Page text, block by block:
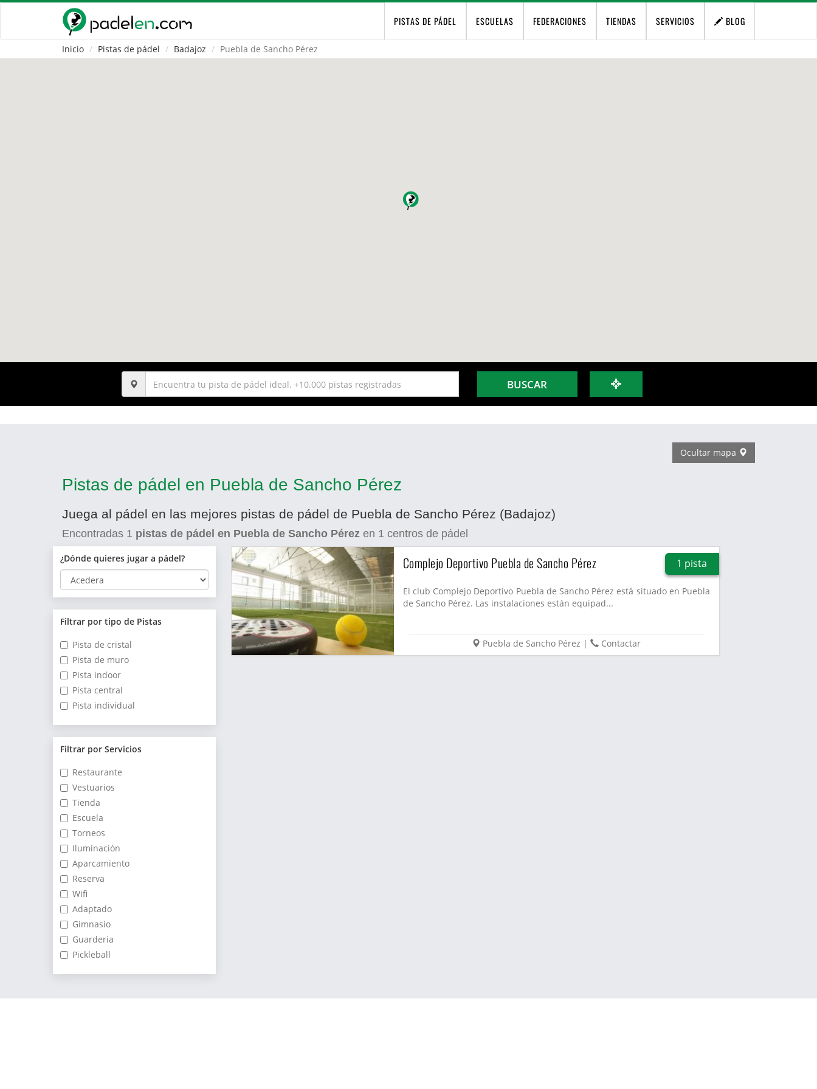
PISTAS DE PÁDEL ESCUELAS FEDERACIONES TIENDAS SERVICIOS BLOG
Inicio Pistas de pádel Badajoz Puebla de Sancho Pérez
BUSCAR
Ocultar mapa
Pistas de pádel en Puebla de Sancho Pérez
Juega al pádel en las mejores pistas de pádel de Puebla de Sancho Pérez (Badajoz)
Encontradas 1 pistas de pádel en Puebla de Sancho Pérez en 1 centros de pádel
¿Dónde quieres jugar a pádel?
Filtrar por tipo de Pistas
Pista de cristal
Pista de muro
Pista indoor
Pista central
Pista individual
Filtrar por Servicios
Restaurante
Vestuarios
Tienda
Escuela
Torneos
Iluminación
Aparcamiento
Reserva
Wifi
Adaptado
Gimnasio
Guarderia
Pickleball
Complejo Deportivo Puebla de Sancho Pérez 1 pista
El club Complejo Deportivo Puebla de Sancho Pérez está situado en Puebla
de Sancho Pérez. Las instalaciones están equipad...
Puebla de Sancho Pérez | Contactar